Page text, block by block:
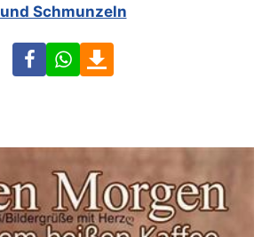
und Schmunzeln
FacebookWhatsApp